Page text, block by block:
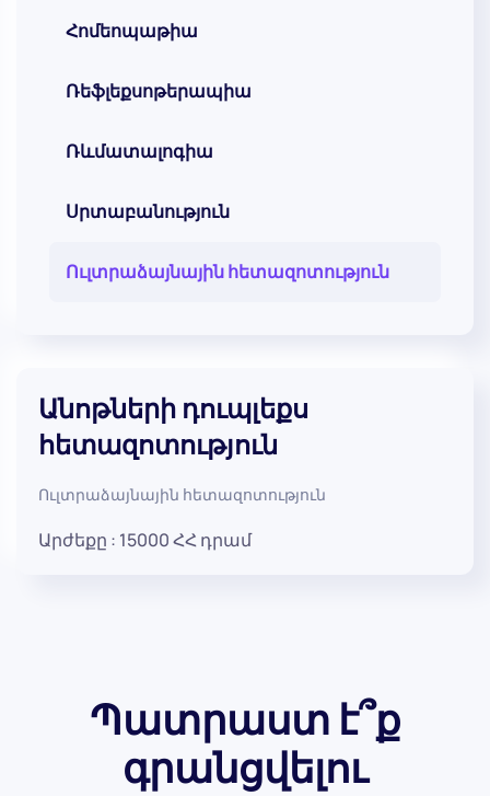
Հոմեոպաթիա
Ռեֆլեքսոթերապիա
Ռևմատալոգիա
Սրտաբանություն
Ուլտրաձայնային հետազոտություն
Անոթների դուպլեքս
հետազոտություն
Ուլտրաձայնային հետազոտություն
Արժեքը : 15000ՀՀ դրամ
Պատրաստ է՞ք
գրանցվելու